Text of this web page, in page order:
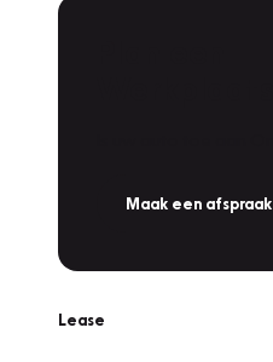
Maak een afspraak
Lease